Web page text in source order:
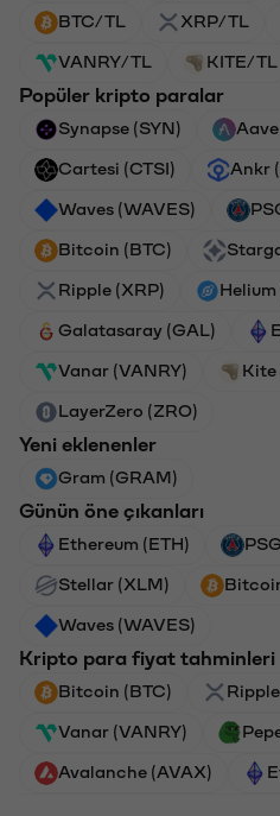
BTC/TL XRP/TL
VANRY/TL KITE/TL
Popüler kripto paralar
Synapse (SYN)
Cartesi (CTSI) Ankr
Waves (WAVES)
Bitcoin (BTC)
Ripple (XRP)
Galatasaray (GAL)
Vanar (VANRY) Kite
LayerZero (ZRO)
Yeni eklenenler
Gram (GRAM)
Günün öne çıkanları
Ethereum (ETH)
Stellar (XLM)
Waves (WAVES)
Kripto para fiyat tahminleri
Bitcoin (BTC)
Vanar (VANRY)
Avalanche (AVAX)